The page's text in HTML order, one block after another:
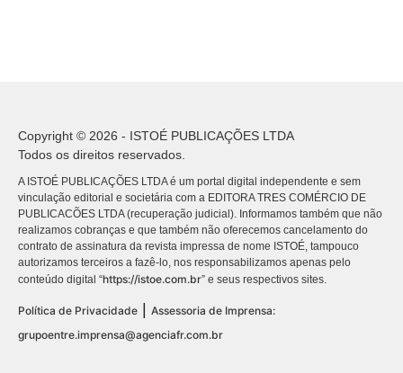
Copyright © 2026 - ISTOÉ PUBLICAÇÕES LTDA
Todos os direitos reservados.
A ISTOÉ PUBLICAÇÕES LTDA é um portal digital independente e sem
vinculação editorial e societária com a EDITORA TRES COMÉRCIO DE
PUBLICACÕES LTDA (recuperação judicial). Informamos também que não
realizamos cobranças e que também não oferecemos cancelamento do
contrato de assinatura da revista impressa de nome ISTOÉ, tampouco
autorizamos terceiros a fazê-lo, nos responsabilizamos apenas pelo
conteúdo digital “https://istoe.com.br” e seus respectivos sites.
Política de Privacidade
Assessoria de Imprensa:
grupoentre.imprensa@agenciafr.com.br